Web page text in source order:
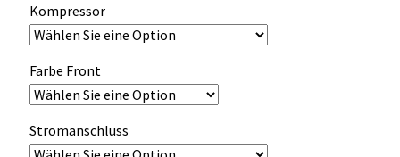
Wissenswertes
Konfigurator
Kontakt
Kompressor
Farbe Front
Stromanschluss